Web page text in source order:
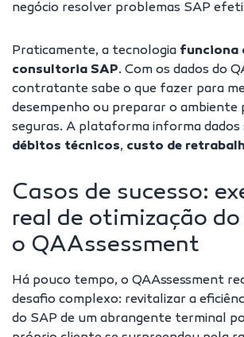
negócio resolver problemas SAP
Praticamente, a tecnologia funciona
consultoria SAP. Com os dados do
contratante sabe o que fazer para
desempenho ou preparar o ambiente
seguras. A plataforma informa dados
débitos técnicos, custo de
Casos de sucesso:
real de otimização do
o QAAssessment
Há pouco tempo, o QAAssessment
desafio complexo: revitalizar a
do SAP de um abrangente terminal